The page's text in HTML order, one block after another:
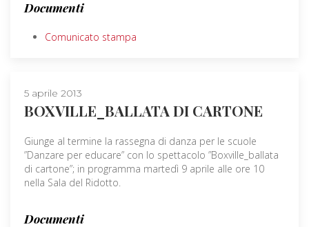
Documenti
Comunicato stampa
5 aprile 2013
BOXVILLE_BALLATA DI CARTONE
Giunge al termine la rassegna di danza per le scuole
”Danzare per educare” con lo spettacolo ”Boxville_ballata
di cartone”; in programma martedì 9 aprile alle ore 10
nella Sala del Ridotto.
Documenti